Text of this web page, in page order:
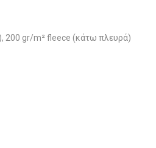
200 gr/m² fleece (κάτω πλευρά)